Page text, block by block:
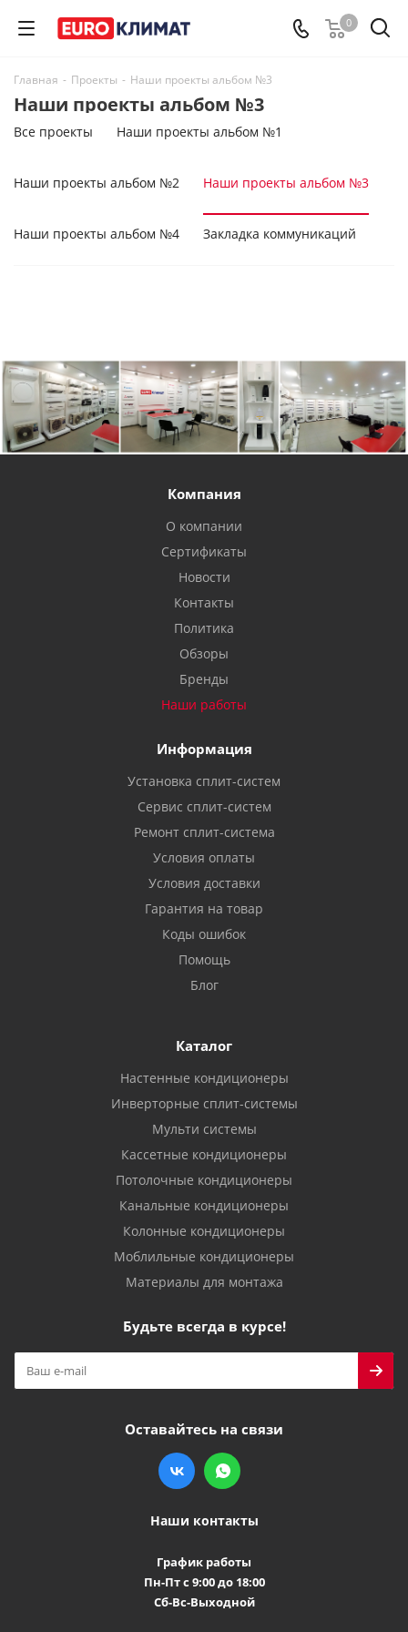
0
Главная - Проекты - Наши проекты альбом №3
Наши проекты альбом №3
Все проекты Наши проекты альбом №1
Наши проекты альбом №2 Наши проекты альбом №3
Наши проекты альбом №4 Закладка коммуникаций
Компания
О компании
Сертификаты
Новости
Контакты
Политика
Обзоры
Бренды
Наши работы
Информация
Установка сплит-систем
Сервис сплит-систем
Ремонт сплит-система
Условия оплаты
Условия доставки
Гарантия на товар
Коды ошибок
Помощь
Блог
Каталог
Настенные кондиционеры
Инверторные сплит-системы
Мульти системы
Кассетные кондиционеры
Потолочные кондиционеры
Канальные кондиционеры
Колонные кондиционеры
Моблильные кондиционеры
Материалы для монтажа
Будьте всегда в курсе!
Оставайтесь на связи
Наши контакты
График работы
Пн-Пт с 9:00 до 18:00
Сб-Вс-Выходной